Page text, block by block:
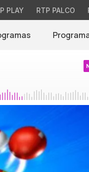
PLAY RTP PALCO